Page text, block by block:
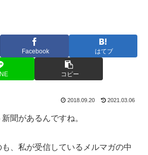
Facebook はてブ
コピー
2018.09.20 2021.03.06
聞があるんですね。
、私が受信しているメルマガの中